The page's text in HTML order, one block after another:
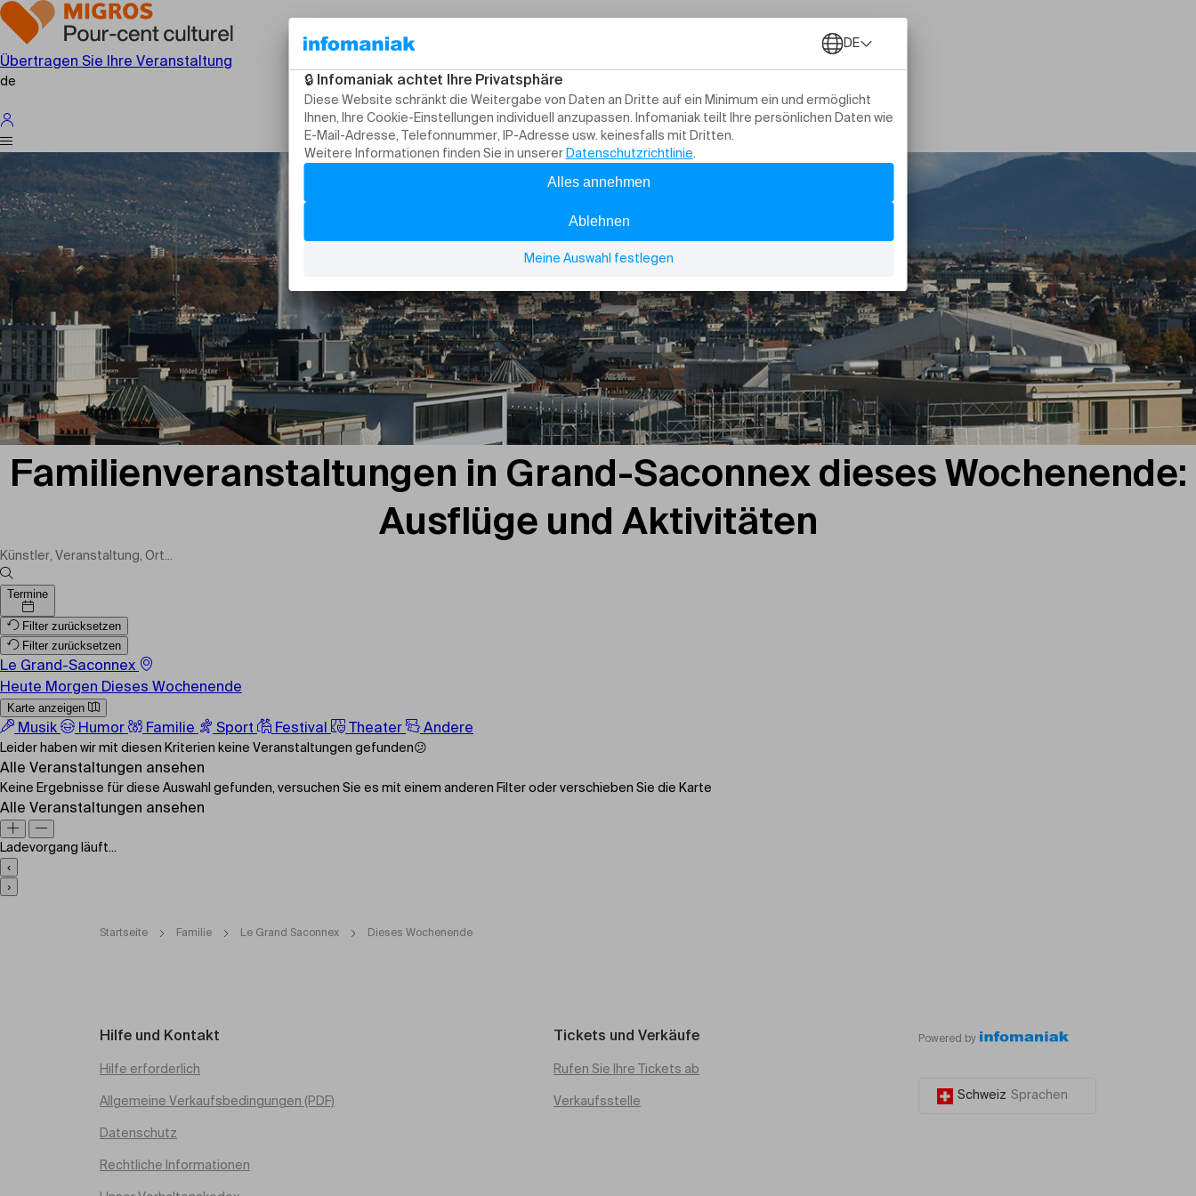
Übertragen Sie Ihre Veranstaltung
de
Familienveranstaltungen in Grand-Saconnex dieses Wochenende:
Ausflüge und Aktivitäten
Termine
Filter zurücksetzen
Filter zurücksetzen
Le Grand-Saconnex
Heute Morgen Dieses Wochenende
Karte anzeigen
Musik Humor Familie Sport Festival Theater Andere
Leider haben wir mit diesen Kriterien keine Veranstaltungen gefunden😕
Alle Veranstaltungen ansehen
Keine Ergebnisse für diese Auswahl gefunden, versuchen Sie es mit einem anderen Filter oder verschieben Sie die Karte
Alle Veranstaltungen ansehen
Ladevorgang läuft...
‹
›
Startseite Familie Le Grand Saconnex Dieses Wochenende
Hilfe und Kontakt
Hilfe erforderlich
Allgemeine Verkaufsbedingungen (PDF)
Datenschutz
Rechtliche Informationen
Tickets und Verkäufe
Rufen Sie Ihre Tickets ab
Verkaufsstelle
Powered by
Schweiz Sprachen